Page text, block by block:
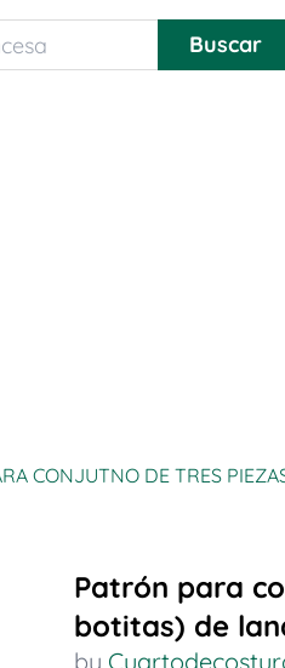
CONJUTNO DE TRES PIEZAS
Patrón para
botitas) de
by